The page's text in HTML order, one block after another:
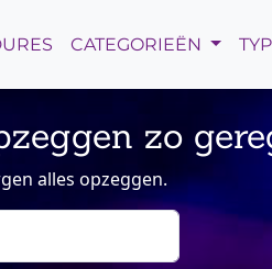
CATEGORIEËN
zo
alles opzeggen.